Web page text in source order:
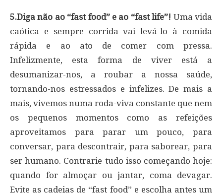
5.Diga não ao “fast food” e ao “fast life”! Uma vida
caótica e sempre corrida vai levá-lo à comida
rápida e ao ato de comer com pressa.
Infelizmente, esta forma de viver está a
desumanizar-nos, a roubar a nossa saúde,
tornando-nos estressados e infelizes. De mais a
mais, vivemos numa roda-viva constante que nem
os pequenos momentos como as refeições
aproveitamos para parar um pouco, para
conversar, para descontrair, para saborear, para
ser humano. Contrarie tudo isso começando hoje:
quando for almoçar ou jantar, coma devagar.
Evite as cadeias de “fast food” e escolha antes um